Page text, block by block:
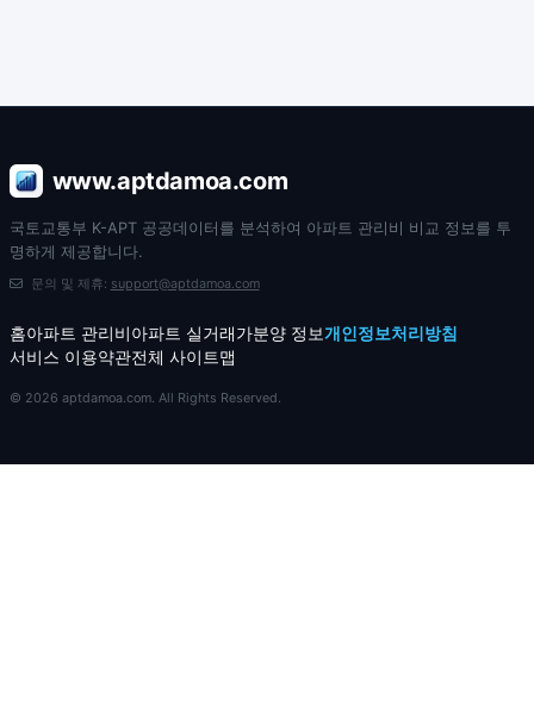
www.aptdamoa.com
국토교통부 K-APT 공공데이터를 분석하여 아파트 관리비 비교 정보를 투
명하게 제공합니다.
문의 및 제휴: support@aptdamoa.com
홈아파트 관리비아파트 실거래가분양 정보개인정보처리방침
서비스 이용약관전체 사이트맵
© 2026 aptdamoa.com. All Rights Reserved.